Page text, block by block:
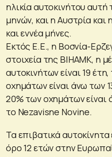
ηλικία αυτοκινήτου αυτή
μηνών, και η Αυστρία και
και εννέα μήνες.
Εκτός Ε.Ε., η Βοσνία-
στοιχεία της BIHAMK, η
αυτοκινήτων είναι 19
οχημάτων είναι άνω των
20% των οχημάτων είναι
το Nezavisne Novine.
Τα επιβατικά
όρο 12 ετών στην